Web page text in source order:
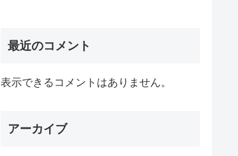
最近のコメント
表示できるコメントはありません。
アーカイブ